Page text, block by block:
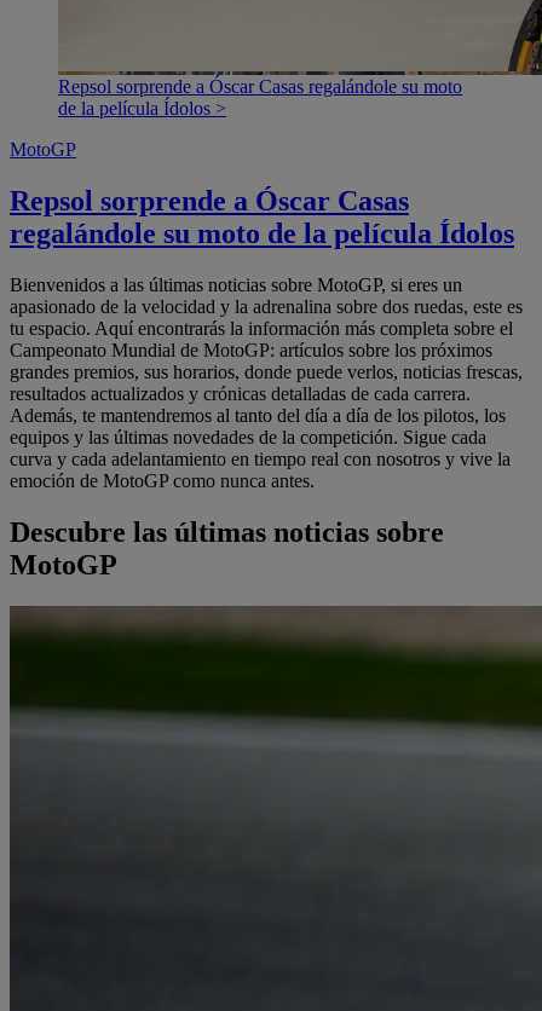
Repsol sorprende a Óscar Casas regalándole su moto
de la película Ídolos >
MotoGP
Repsol sorprende a Óscar Casas
regalándole su moto de la película Ídolos
Bienvenidos a las últimas noticias sobre MotoGP, si eres un
apasionado de la velocidad y la adrenalina sobre dos ruedas, este es
tu espacio. Aquí encontrarás la información más completa sobre el
Campeonato Mundial de MotoGP: artículos sobre los próximos
grandes premios, sus horarios, donde puede verlos, noticias frescas,
resultados actualizados y crónicas detalladas de cada carrera.
Además, te mantendremos al tanto del día a día de los pilotos, los
equipos y las últimas novedades de la competición. Sigue cada
curva y cada adelantamiento en tiempo real con nosotros y vive la
emoción de MotoGP como nunca antes.
Descubre las últimas noticias sobre
MotoGP